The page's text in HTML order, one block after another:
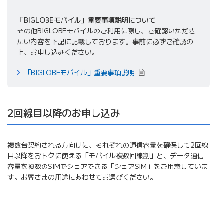
「BIGLOBEモバイル」重要事項説明について
その他BIGLOBEモバイルのご利用に際し、ご確認いただき
たい内容を下記に記載しております。事前に必ずご確認の
上、お申し込みください。
「BIGLOBEモバイル」重要事項説明
2回線目以降のお申し込み
複数台契約される方向けに、それぞれの通信容量を確保して2回線
目以降をおトクに使える「モバイル複数回線割」と、データ通信
容量を複数のSIMでシェアできる「シェアSIM」をご用意していま
す。お客さまの用途にあわせてお選びください。